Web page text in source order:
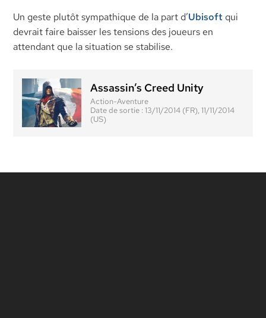
Un geste plutôt sympathique de la part d’Ubisoft qui
devrait faire baisser les tensions des joueurs en
attendant que la situation se stabilise.
Assassin’s Creed Unity
Action-Aventure
Date de sortie : 13/11/2014 (FR), 11/11/2014
(US)